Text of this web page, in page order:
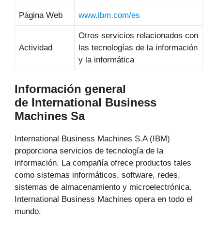
Página Web www.ibm.com/es
Actividad
Otros servicios relacionados con
las tecnologías de la información
y la informática
Información general
de International Business
Machines Sa
International Business Machines S.A (IBM)
proporciona servicios de tecnología de la
información. La compañía ofrece productos tales
como sistemas informáticos, software, redes,
sistemas de almacenamiento y microelectrónica.
International Business Machines opera en todo el
mundo.